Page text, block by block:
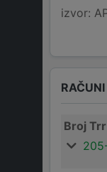
izvor:
Broj Trr